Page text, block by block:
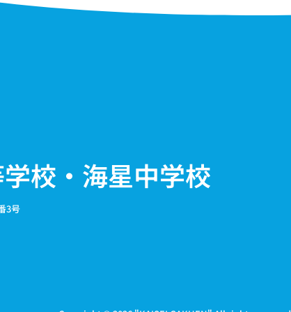
校・海星中学校
3号